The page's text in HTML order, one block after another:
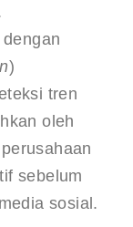
)
tren
oleh
sebelum
sosial.